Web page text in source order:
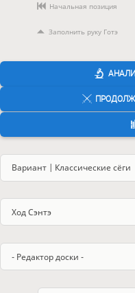
Начальная позиция
Заполнить руку Готэ